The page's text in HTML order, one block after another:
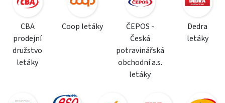
CBA
prodejní
družstvo
letáky
Coop letáky
ČEPOS -
Česká
potravinářská
obchodní a.s.
letáky
Dedra
letáky